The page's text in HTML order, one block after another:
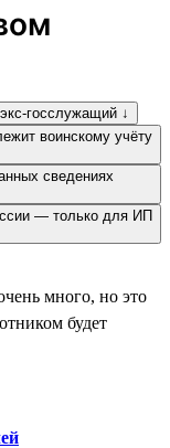
госслужащий ↓
воинскому учёту
сведениях
— только для ИП
много, но это
будет